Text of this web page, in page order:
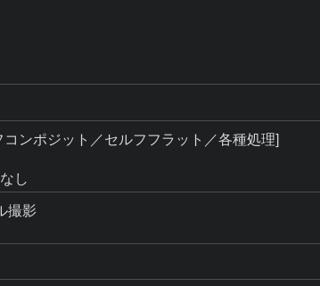
ンポジット／セルフフラット／各種処理]
し
撮影